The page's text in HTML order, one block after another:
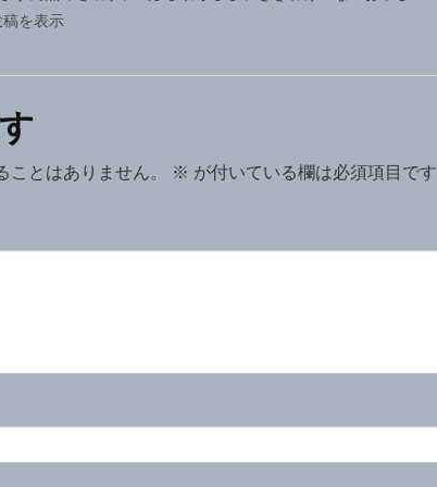
を表示
ことはありません。 ※ が付いている欄は必須項目です